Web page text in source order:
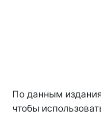
По данным
чтобы